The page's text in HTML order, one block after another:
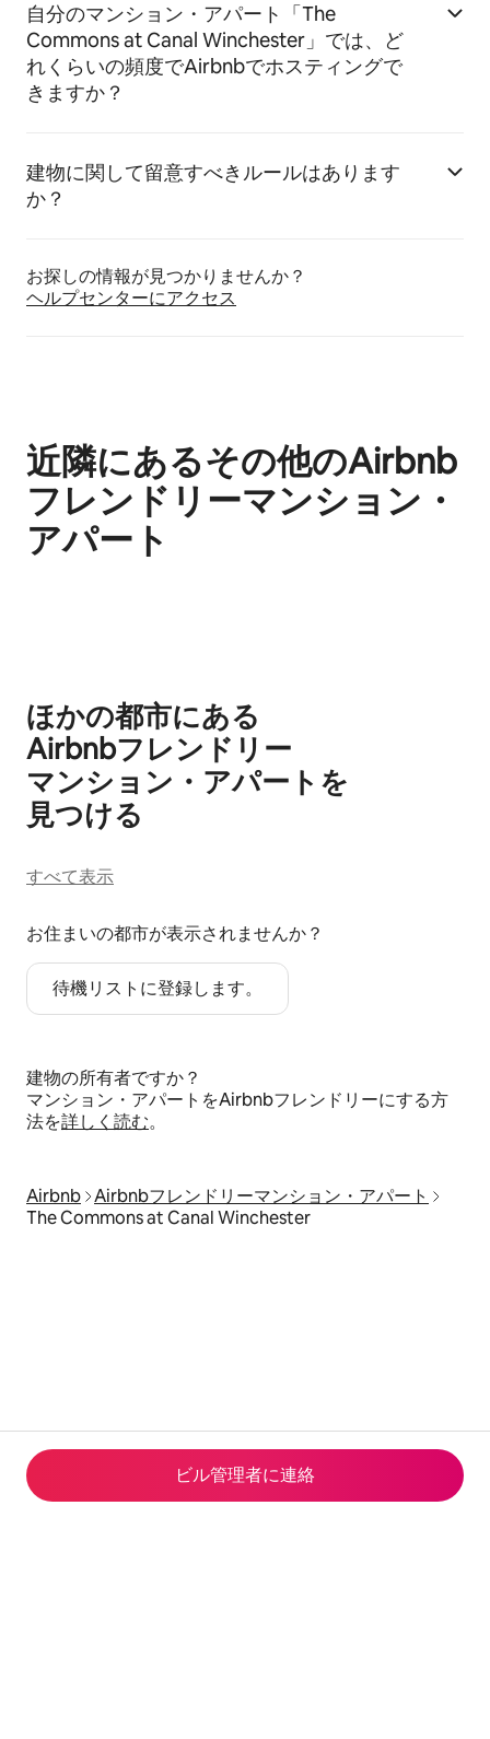
ビル管理者に連⁠絡
自分のマンション・アパート「The
Commons at Canal Winchester」では、ど
れくらいの頻度でAirbnbでホスティングで
きますか？
建物に関して留意すべきルールはあります
か？
お探しの情報が見つかりませんか？
ヘルプセンターにア⁠ク⁠セ⁠ス
近隣にあるその他のAirbnb
フレンドリーマンション・
アパート
ほかの都市にある
Airbnb⁠フ⁠レ⁠ン⁠ド⁠リ⁠ー
マ⁠ン⁠シ⁠ョ⁠ン⁠・ア⁠パ⁠ー⁠ト⁠を
見⁠つ⁠け⁠る
すべて表示
お住まいの都市が表示されませんか？
待機リストに登録します。
建物の所有者ですか？
マンション・アパートをAirbnbフレンドリーにする方
法を詳しく読む。
Airbnb Airbnbフレンドリーマンション・アパート
The Commons at Canal Winchester